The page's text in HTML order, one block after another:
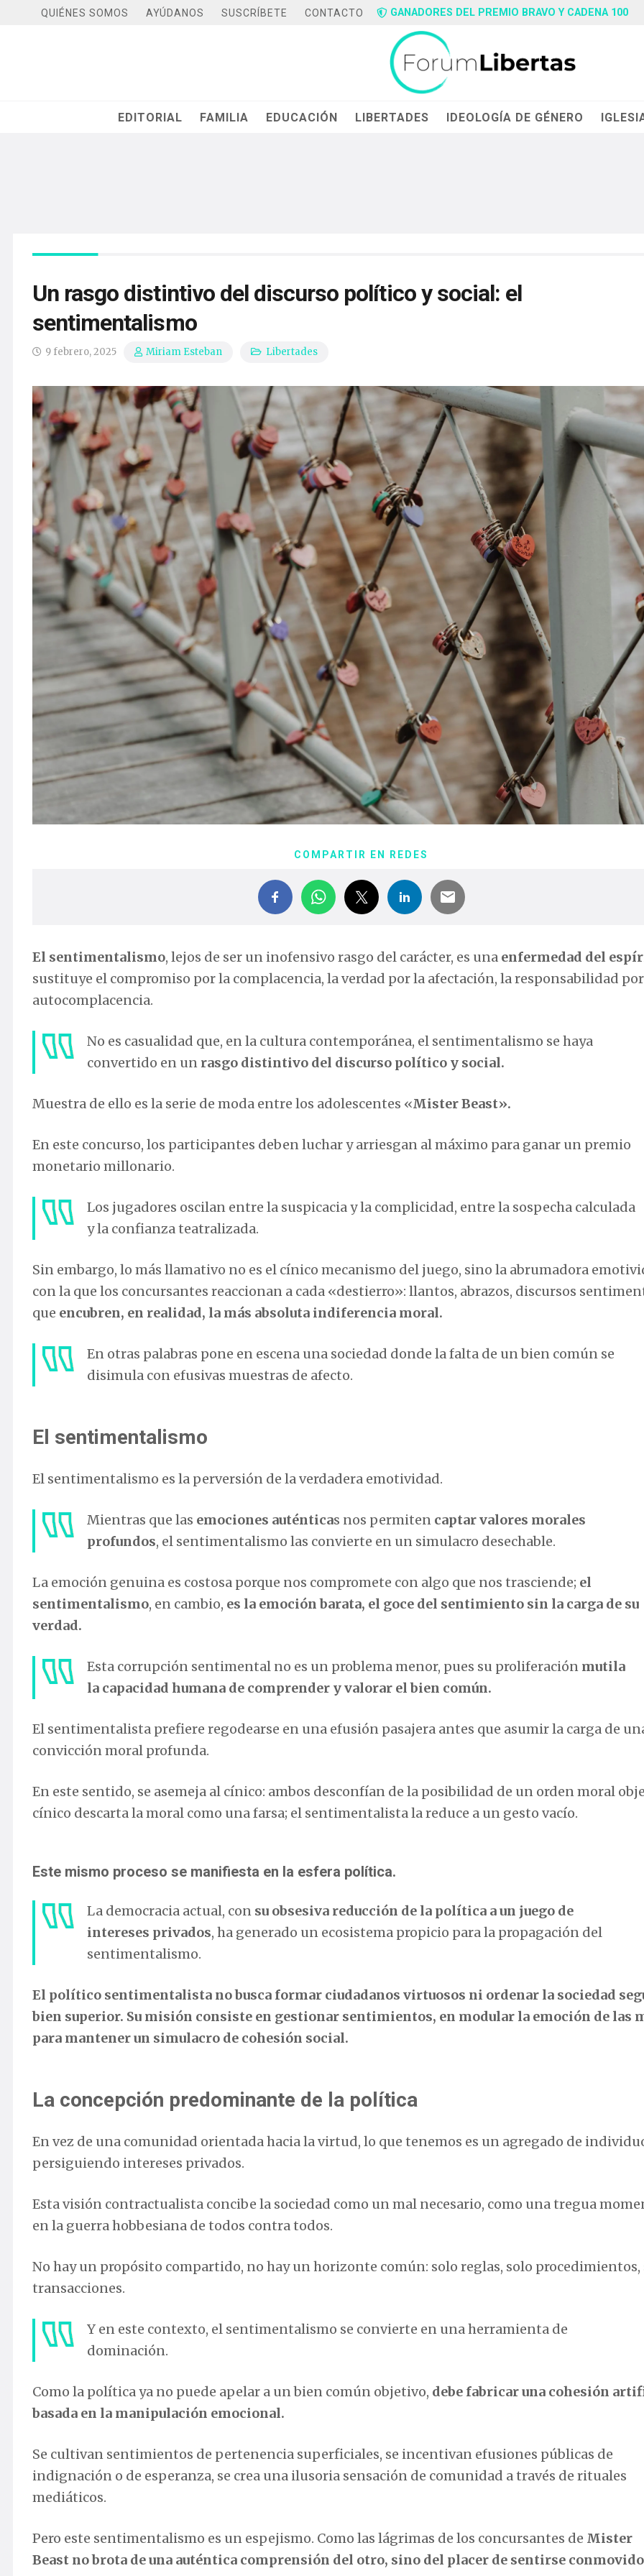
QUIÉNES SOMOS AYÚDANOS SUSCRÍBETE CONTACTO GANADORES DEL PREMIO BRAVO Y CADENA 100
EDITORIAL FAMILIA EDUCACIÓN LIBERTADES IDEOLOGÍA DE GÉNERO
Un rasgo distintivo del discurso político y social: el
sentimentalismo
9 febrero, 2025 Miriam Esteban Libertades
COMPARTIR EN REDES
El sentimentalismo, lejos de ser un inofensivo rasgo del carácter, es una enfermedad del
sustituye el compromiso por la complacencia, la verdad por la afectación, la responsabilidad
autocomplacencia.
No es casualidad que, en la cultura contemporánea, el sentimentalismo se haya
convertido en un rasgo distintivo del discurso político y social.
Muestra de ello es la serie de moda entre los adolescentes «Mister Beast».
En este concurso, los participantes deben luchar y arriesgan al máximo para ganar un premio
monetario millonario.
Los jugadores oscilan entre la suspicacia y la complicidad, entre la sospecha calculada
y la confianza teatralizada.
Sin embargo, lo más llamativo no es el cínico mecanismo del juego, sino la abrumadora
con la que los concursantes reaccionan a cada «destierro»: llantos, abrazos, discursos
que encubren, en realidad, la más absoluta indiferencia moral.
En otras palabras pone en escena una sociedad donde la falta de un bien común se
disimula con efusivas muestras de afecto.
El sentimentalismo
El sentimentalismo es la perversión de la verdadera emotividad.
Mientras que las emociones auténticas nos permiten captar valores morales
profundos, el sentimentalismo las convierte en un simulacro desechable.
La emoción genuina es costosa porque nos compromete con algo que nos trasciende; el
sentimentalismo, en cambio, es la emoción barata, el goce del sentimiento sin la carga de su
verdad.
Esta corrupción sentimental no es un problema menor, pues su proliferación mutila
la capacidad humana de comprender y valorar el bien común.
El sentimentalista prefiere regodearse en una efusión pasajera antes que asumir la carga de
convicción moral profunda.
En este sentido, se asemeja al cínico: ambos desconfían de la posibilidad de un orden moral
cínico descarta la moral como una farsa; el sentimentalista la reduce a un gesto vacío.
Este mismo proceso se manifiesta en la esfera política.
La democracia actual, con su obsesiva reducción de la política a un juego de
intereses privados, ha generado un ecosistema propicio para la propagación del
sentimentalismo.
El político sentimentalista no busca formar ciudadanos virtuosos ni ordenar la sociedad
bien superior. Su misión consiste en gestionar sentimientos, en modular la emoción de las
para mantener un simulacro de cohesión social.
La concepción predominante de la política
En vez de una comunidad orientada hacia la virtud, lo que tenemos es un agregado de
persiguiendo intereses privados.
Esta visión contractualista concibe la sociedad como un mal necesario, como una tregua
en la guerra hobbesiana de todos contra todos.
No hay un propósito compartido, no hay un horizonte común: solo reglas, solo procedimientos,
transacciones.
Y en este contexto, el sentimentalismo se convierte en una herramienta de
dominación.
Como la política ya no puede apelar a un bien común objetivo, debe fabricar una cohesión
basada en la manipulación emocional.
Se cultivan sentimientos de pertenencia superficiales, se incentivan efusiones públicas de
indignación o de esperanza, se crea una ilusoria sensación de comunidad a través de rituales
mediáticos.
Pero este sentimentalismo es un espejismo. Como las lágrimas de los concursantes de Mister
Beast no brota de una auténtica comprensión del otro, sino del placer de sentirse